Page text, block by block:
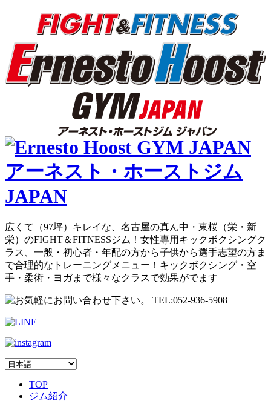
広くて（97坪）キレイな、名古屋の真ん中・東桜（栄・新
栄）のFIGHT＆FITNESSジム！女性専用キックボクシングク
ラス、一般・初心者・年配の方から子供から選手志望の方ま
で合理的なトレーニングメニュー！キックボクシング・空
手・柔術・ヨガまで様々なクラスで効果がでます
TOP
ジム紹介